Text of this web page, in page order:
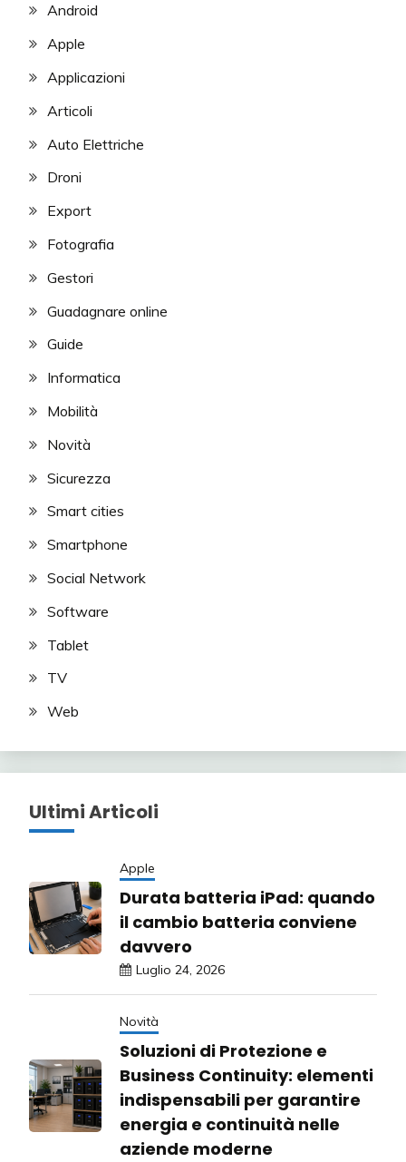
Android
Apple
Applicazioni
Articoli
Auto Elettriche
Droni
Export
Fotografia
Gestori
Guadagnare online
Guide
Informatica
Mobilità
Novità
Sicurezza
Smart cities
Smartphone
Social Network
Software
Tablet
TV
Web
Ultimi Articoli
Apple
Durata batteria iPad: quando
il cambio batteria conviene
davvero
Luglio 24, 2026
Novità
Soluzioni di Protezione e
Business Continuity: elementi
indispensabili per garantire
energia e continuità nelle
aziende moderne